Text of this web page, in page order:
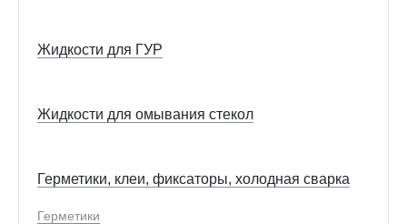
Жидкости для ГУР
Жидкости для омывания стекол
Герметики, клеи, фиксаторы, холодная сварка
Герметики